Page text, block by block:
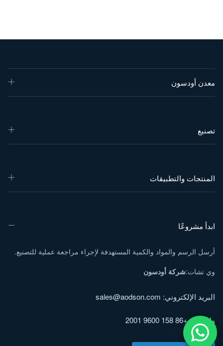
معدن أودسون
تصنيع
المنتجات والتطبيقات
ابدأ مشروعًا
أرسل الرسم والمواد والكمية المستهدفة لإجراء مراجعة عملية للتصنيع.
وي تشات:شركة أودسون
البريد الإلكتروني: sales@aodson.com
واتساب: +86 158 9600 2001